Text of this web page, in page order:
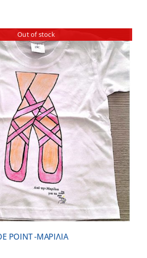
Out of stock
POINT -ΜΑΡΙΛΙΑ